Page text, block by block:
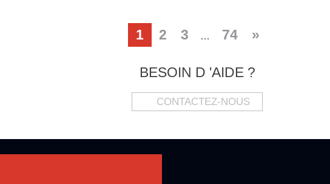
1 2 3 … 74 »
BESOIN D 'AIDE ?
CONTACTEZ-NOUS